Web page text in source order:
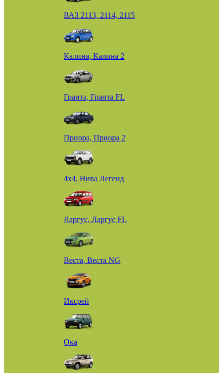
ВАЗ 2113, 2114, 2115
Калина, Калина 2
Гранта, Гранта FL
Приора, Приора 2
4х4, Нива Легенд
Ларгус, Ларгус FL
Веста, Веста NG
Иксрей
Ока